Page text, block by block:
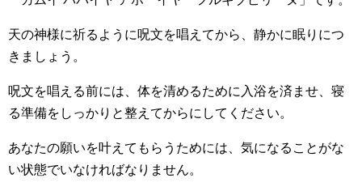
天の神様に祈るように呪文を唱えてから、静かに眠りにつ
きましょう。
呪文を唱える前には、体を清めるために入浴を済ませ、寝
る準備をしっかりと整えてからにしてください。
あなたの願いを叶えてもらうためには、気になることがな
い状態でいなければなりません。